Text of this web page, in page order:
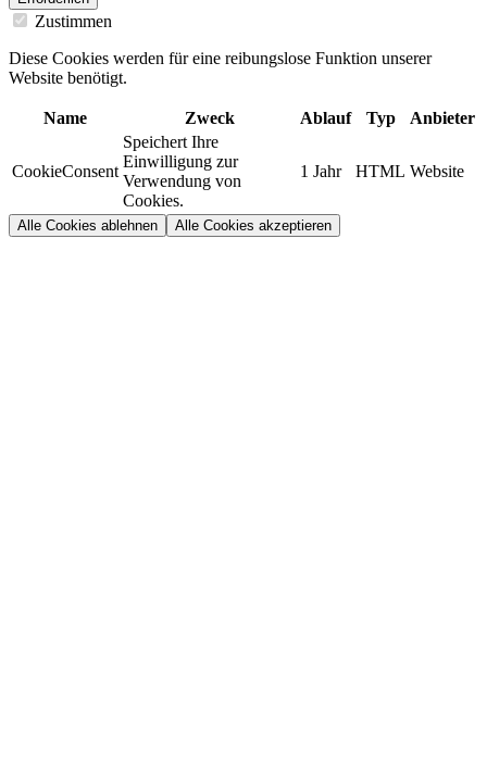
Zustimmen
Diese Cookies werden für eine reibungslose Funktion unserer
Website benötigt.
Name Zweck Ablauf Typ Anbieter
CookieConsent
Speichert Ihre
Einwilligung zur
Verwendung von
Cookies.
1 Jahr HTML Website
Alle Cookies ablehnen Alle Cookies akzeptieren